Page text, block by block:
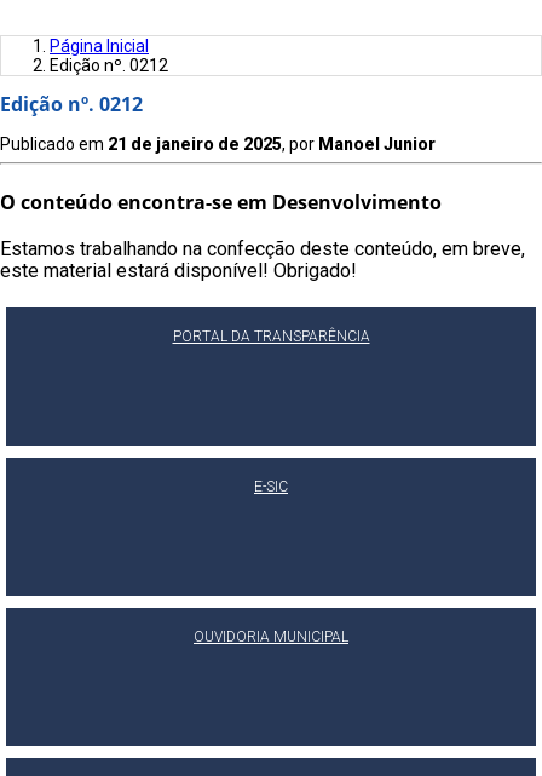
Página Inicial
Edição nº. 0212
Edição nº. 0212
Publicado em 21 de janeiro de 2025, por Manoel Junior
O conteúdo encontra-se em Desenvolvimento
Estamos trabalhando na confecção deste conteúdo, em breve,
este material estará disponível! Obrigado!
PORTAL DA TRANSPARÊNCIA
E-SIC
OUVIDORIA MUNICIPAL